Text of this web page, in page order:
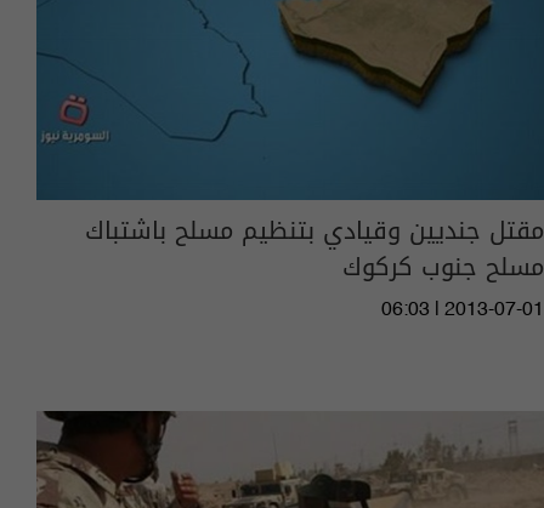
مقتل جنديين وقيادي بتنظيم مسلح باشتباك
مسلح جنوب كركوك
06:03 | 2013-07-01